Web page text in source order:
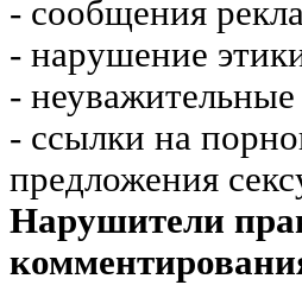
- сообщения
- нарушение
-
- ссылки на
предложения
Нарушители